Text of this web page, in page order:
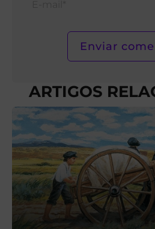
ARTIGOS